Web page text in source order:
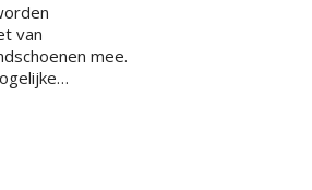
van
mee.